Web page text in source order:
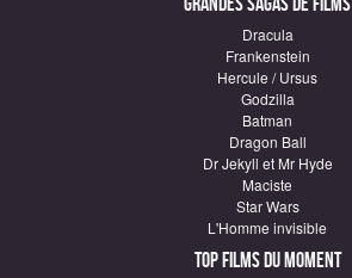
Dracula
Frankenstein
Hercule / Ursus
Godzilla
Batman
Dragon Ball
Dr Jekyll et Mr Hyde
Maciste
Star Wars
L'Homme invisible
Top Films du moment